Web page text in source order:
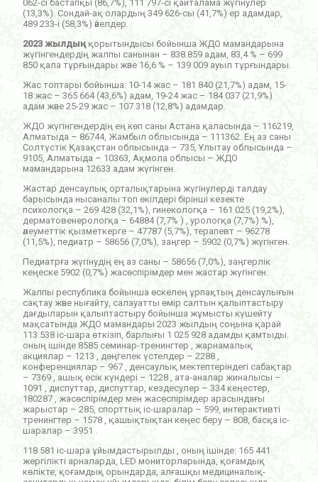
062-сі бастапқы (86,7%), 111 797-сі қайталама жүгінулер
(13,3%). Сондай-ақ олардың 349 626-сы (41,7%) ер адамдар,
489 233-і (58,3%) әйелдер.
2023 жылдыңқорытындысы бойынша ЖДО мамандарына
жүгінгендердің жалпы санынан – 838 859 адам, 83,4 % – 699
850 қала тұрғындары және 16,6 % – 139 009 ауыл тұрғындары.
Жас топтары бойынша: 10-14 жас – 181 840 (21,7%) адам, 15-
18 жас – 365 664 (43,6%) адам, 19-24 жас – 184 037 (21,9%)
адам және 25-29 жас – 107 318 (12,8%) адамдар.
ЖДО жүгінгендердің ең көп саны Астана қаласында – 116219,
Алматыда – 86744, Жамбыл облысында – 111362. Ең аз саны
Солтүстік Қазақстан облысында – 735, Ұлытау облысында –
9105, Алматыда – 10363, Ақмола облысы – ЖДО
мамандарына 12633 адам жүгінген.
Жастар денсаулық орталықтарына жүгінулерді талдау
барысында нысаналы топ өкілдері бірінші кезекте
психологқа – 269 428 (32,1%), гинекологқа – 161 025 (19,2%),
дерматовенерологқа – 64884 (7,7% ) , урологқа (7,7%) %),
әлеуметтік қызметкерге – 47787 (5,7%), терапевт – 96278
(11,5%), педиатр – 58656 (7,0%), заңгер – 5902 (0,7%) жүгінген.
Педиатрға жүгінудің ең аз саны – 58656 (7,0%), заңгерлік
кеңеске 5902 (0,7%) жасөспірімдер мен жастар жүгінген.
Жалпы республика бойынша өскелең ұрпақтың денсаулығын
сақтау және нығайту, салауатты өмір салтын қалыптастыру
дағдыларын қалыптастыру бойынша жұмысты күшейту
мақсатында ЖДО мамандары 2023 жылдың соңына қарай
113 538 іс-шара өткізіп, барлығы 1 025 928 адамды қамтыды.
оның ішінде 8585 семинар-тренингтер , жарнамалық
акциялар – 1213 , дөңгелек үстелдер – 2288 ,
конференциялар – 967 , денсаулық мектептеріндегі сабақтар
– 7369 , ашық есік күндері – 1228 , ата-аналар жиналысы –
1091 , диспуттар, диспуттар, кездесулер – 334 кеңестер,
180287 , жасөспірімдер мен жасөспірімдер арасындағы
жарыстар – 285, спорттық іс-шаралар – 599, интерактивті
тренингтер – 1578 , қашықтықтан кеңес беру – 808, басқа іс-
шаралар – 3951 .
118 581 іс-шара ұйымдастырылды , оның ішінде: 165 441
жергілікті арналарда, LED мониторларында, қоғамдық
көлікте, қоғамдық орындарда, алғашқы медициналық-